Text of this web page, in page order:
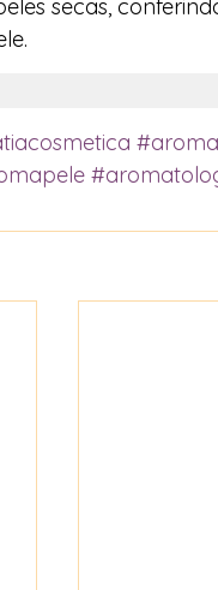
secas,